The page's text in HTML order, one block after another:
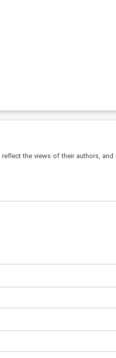
the views of their authors,